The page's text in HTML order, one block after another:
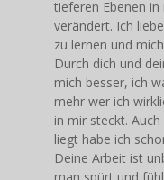
tieferen Ebenen
verändert. Ich
zu lernen und
Durch dich und
mich besser, ich
mehr wer ich
in mir steckt.
liegt habe ich
Deine Arbeit ist
man spürt und